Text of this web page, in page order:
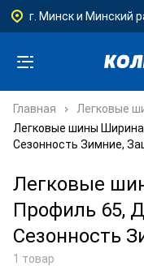
г. Минск и Минский
Главная
Легковые
Легковые шины
Сезонность Зимние,
Легковые
Профиль 65,
Сезонность
1 товар